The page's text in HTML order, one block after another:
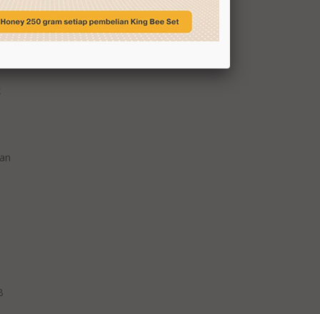
BERALIHLAH KE POLLEN
PRODUK MADU MANUKA DARI NZ
MALAYSIA